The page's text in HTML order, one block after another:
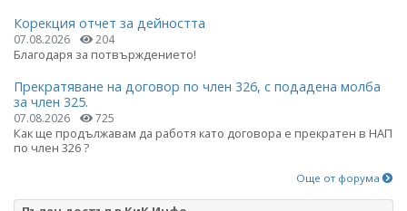
Корекция отчет за дейността
07.08.2026 204
Благодаря за потвърждението!
Прекратяване на договор по член 326, с подадена молба
за член 325.
07.08.2026 725
Как ще продължавам да работя като договора е прекратен в НАП
по член 326 ?
Още от форума